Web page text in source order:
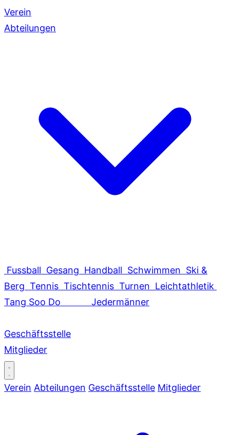
Verein
Abteilungen
Fussball Gesang Handball Schwimmen Ski &
Berg Tennis Tischtennis Turnen Leichtathletik
Tang Soo Do
Jedermänner
Geschäftsstelle
Mitglieder
Verein Abteilungen Geschäftsstelle Mitglieder